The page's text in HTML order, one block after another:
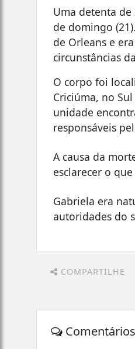
Uma detenta
de domingo
de Orleans e
circunstâncias
O corpo foi
Criciúma, no
unidade
responsáveis
A causa da
esclarecer o
Gabriela era
autoridades do
COMPARTILHE